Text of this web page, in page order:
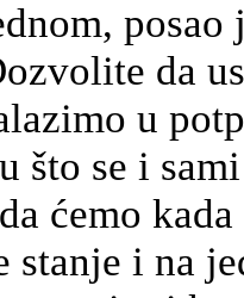
posao
da
u
što se i
ćemo
stanje i na